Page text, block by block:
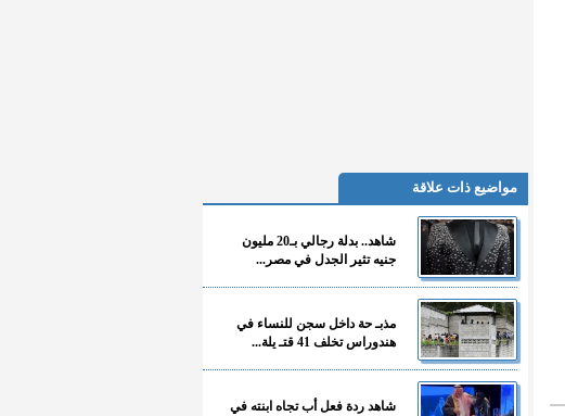
مواضيع ذات علاقة
شاهد.. بدلة رجالي بـ20 مليون
جنيه تثير الجدل في مصر...
مذبـ حة داخل سجن للنساء في
هندوراس تخلف 41 قتـ يلة...
شاهد ردة فعل أب تجاه ابنته في